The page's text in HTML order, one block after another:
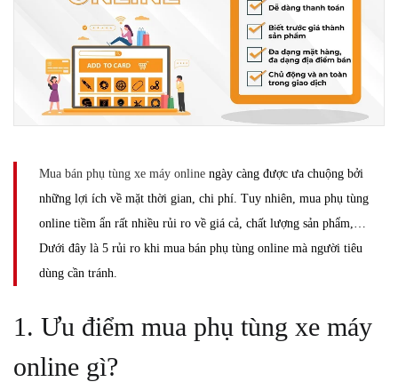
Mua bán phụ tùng xe máy online ngày càng được ưa chuộng bởi
những lợi ích về mặt thời gian, chi phí. Tuy nhiên, mua phụ tùng
online tiềm ẩn rất nhiều rủi ro về giá cả, chất lượng sản phẩm,…
Dưới đây là 5 rủi ro khi mua bán phụ tùng online mà người tiêu
dùng cần tránh.
1. Ưu điểm mua phụ tùng xe máy
online gì?